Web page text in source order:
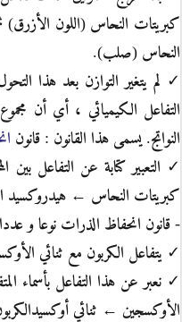
كبريتات النحاس (اللون
النحاس (صلب).
✓ لم يتغير التوازن بعد هذا
التفاعل الكيميائي ، أي أن
النواتج. يسمى هذا القانون : قانون
✓ التعبير كتابة عن التفاعل بين
كبريتات النحاس ← هيدروكسيد
- قانون انحفاظ الذرات نوعا و
✓ يتفاعل الكربون مع ثنائي
✓ نعبر عن هذا التفاعل بأسماء
الأوكسجين ← ثنائي